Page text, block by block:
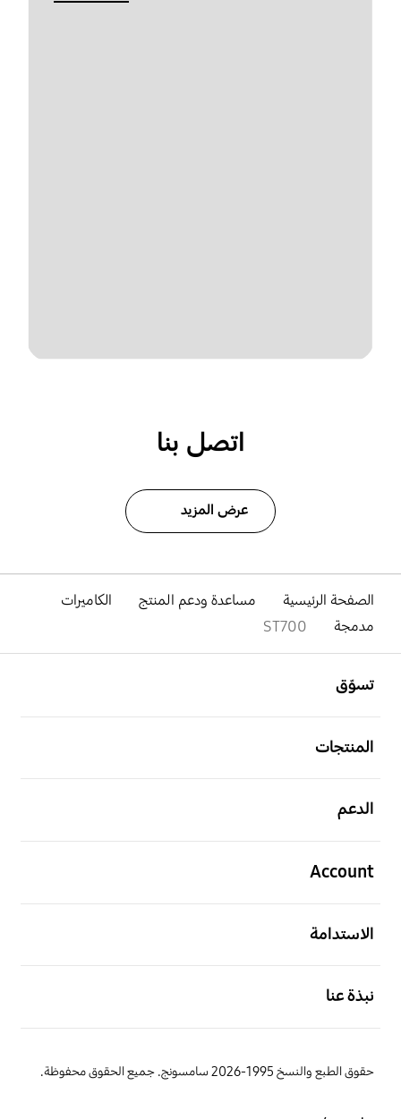
اتصل بنا
عرض المزيد
الصفحة الرئيسية مساعدة ودعم المنتج
الكاميرات
مدمجة
ST700
تسوّق
المنتجات
الدعم
Account
الاستدامة
نبذة عنا
حقوق الطبع والنسخ 1995-2026 سامسونج. جميع الحقوق محفوظة.